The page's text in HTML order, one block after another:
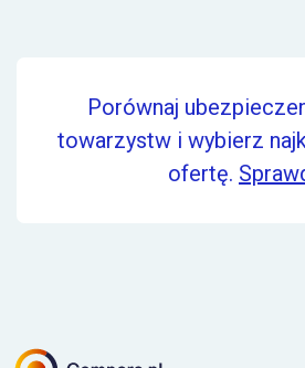
towarzystw i wybierz
ofertę.